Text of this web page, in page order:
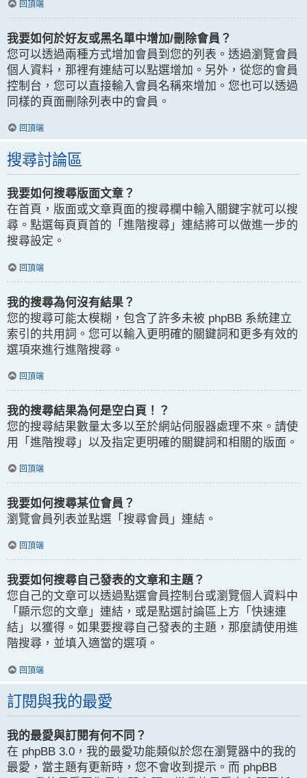
回頂端
我要如何於好友或黑名單中增加/刪除會員？
您可以透過兩種方式增加會員到您的列表。透過瀏覽會員
個人資料，那裡有連結可以點選增加。另外，從您的會員
控制台，您可以直接輸入會員名稱來增加。您也可以透過
同樣的頁面刪除列表中的會員。
回頂端
搜尋討論區
我要如何搜尋版面文章？
在首頁，版面或文章頁面的搜尋欄中輸入關鍵字就可以搜
尋。點選每頁頁首的「進階搜尋」連結將可以做進一步的
搜尋設定。
回頂端
我的搜尋為何沒有結果？
您的搜尋可能太模糊，包含了許多未被 phpBB 系統建立
索引的共用詞。您可以輸入更明確的關鍵詞和更多有效的
選項來進行進階搜尋。
回頂端
我的搜尋結果為何是空白頁！？
您的搜尋結果數量太多以至於網站伺服器處理不來。請使
用「進階搜尋」以及指定更明確的關鍵詞和相關的版面。
回頂端
我要如何搜尋某位會員？
瀏覽會員列表並點選「搜尋會員」連結。
回頂端
我要如何搜尋自己發表的文章和主題？
您自己的文章可以透過點選會員控制台或瀏覽個人資料中
「顯示您的文章」連結，或是點選討論區上方「快速連
結」以獲得。如果要搜尋自己發表的主題，那麼請使用進
階搜尋，並填入適當的選項。
回頂端
訂閱與我的最愛
我的最愛與訂閱有何不同？
在 phpBB 3.0，我的最愛功能類似於您在瀏覽器中的我的
最愛，當主題有更新時，您不會收到提示。而 phpBB